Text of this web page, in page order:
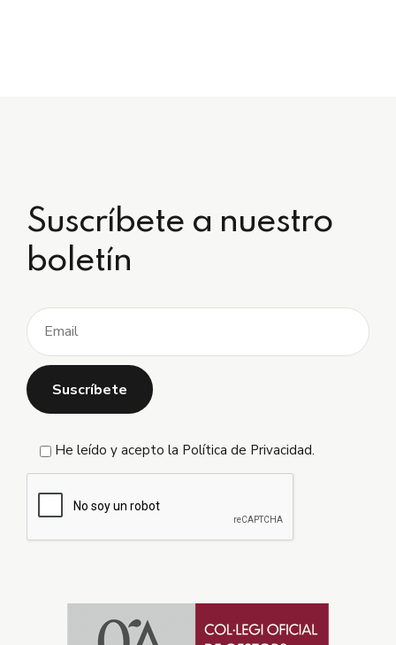
Suscríbete a nuestro
boletín
He leído y acepto la Política de Privacidad.